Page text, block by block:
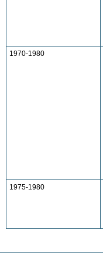
1970-1980
1975-1980